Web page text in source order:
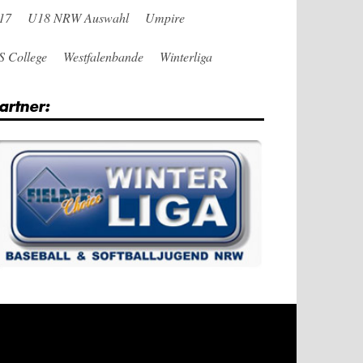
U18 NRW Auswahl Umpire
College Westfalenbande Winterliga